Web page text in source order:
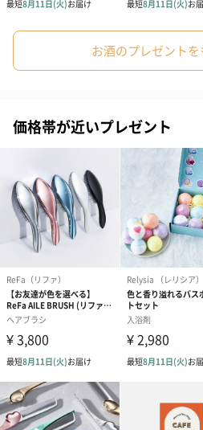
お酒のプレゼント
価格帯が近いプレゼント